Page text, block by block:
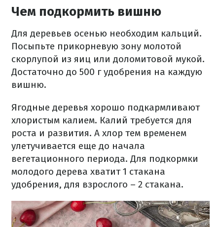
Чем подкормить вишню
Для деревьев осенью необходим кальций.
Посыпьте прикорневую зону молотой
скорлупой из яиц или доломитовой мукой.
Достаточно до 500 г удобрения на каждую
вишню.
Ягодные деревья хорошо подкармливают
хлористым калием. Калий требуется для
роста и развития. А хлор тем временем
улетучивается еще до начала
вегетационного периода. Для подкормки
молодого дерева хватит 1 стакана
удобрения, для взрослого – 2 стакана.